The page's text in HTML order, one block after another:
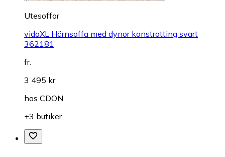
Utesoffor
vidaXL Hörnsoffa med dynor konstrotting svart
362181
fr.
3 495 kr
hos CDON
+3 butiker